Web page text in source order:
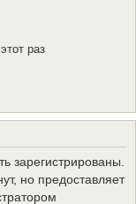
раз
зарегистрированы.
но предоставляет